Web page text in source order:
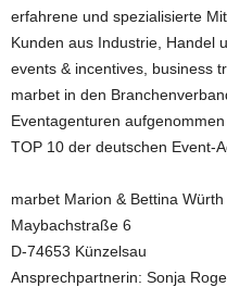
erfahrene und spezialisierte
Kunden aus Industrie, Handel
events & incentives, business
marbet in den
Eventagenturen
TOP 10 der deutschen Event-
marbet Marion & Bettina
Maybachstraße 6
D-74653 Künzelsau
Ansprechpartnerin: Sonja